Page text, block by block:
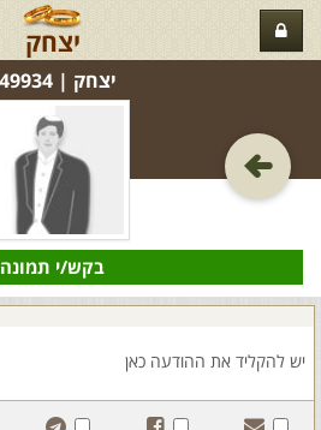
יצחק
יצחק‏ | 549934
בקש/י תמונה